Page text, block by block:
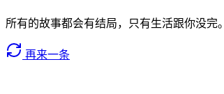
所有的故事都会有结局，只有生活跟你没完。
再来一条